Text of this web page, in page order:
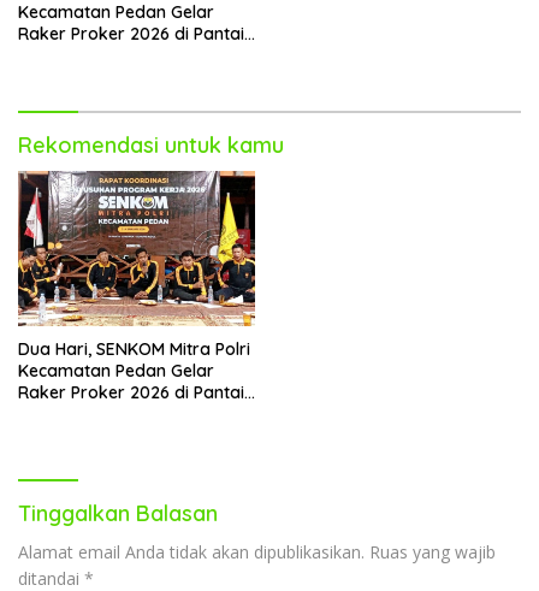
Kecamatan Pedan Gelar
Raker Proker 2026 di Pantai
Rekomendasi untuk kamu
Dua Hari, SENKOM Mitra Polri
Kecamatan Pedan Gelar
Raker Proker 2026 di Pantai
Tinggalkan Balasan
Alamat email Anda tidak akan dipublikasikan. Ruas yang wajib
ditandai *